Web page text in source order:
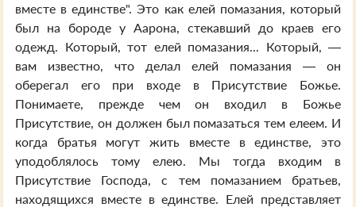
вместе в единстве". Это как елей помазания, который
был на бороде у Аарона, стекавший до краев его
одежд. Который, тот елей помазания... Который, —
вам известно, что делал елей помазания — он
оберегал его при входе в Присутствие Божье.
Понимаете, прежде чем он входил в Божье
Присутствие, он должен был помазаться тем елеем. И
когда братья могут жить вместе в единстве, это
уподоблялось тому елею. Мы тогда входим в
Присутствие Господа, с тем помазанием братьев,
находящихся вместе в единстве. Елей представляет